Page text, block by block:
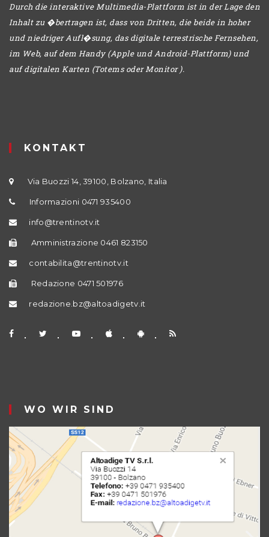
Durch die interaktive Multimedia-Plattform ist in der Lage den
Inhalt zu �bertragen ist, dass von Dritten, die beide in hoher
und niedriger Aufl�sung, das digitale terrestrische Fernsehen,
im Web, auf dem Handy (Apple und Android-Plattform) und
auf digitalen Karten (Totems oder Monitor ).
KONTAKT
Via Buozzi 14, 39100, Bolzano, Italia
Informazioni 0471 935400
info@trentinotv.it
Amministrazione 0461 823150
contabilita@trentinotv.it
Redazione 0471 501976
redazione.bz@altoadigetv.it
WO WIR SIND